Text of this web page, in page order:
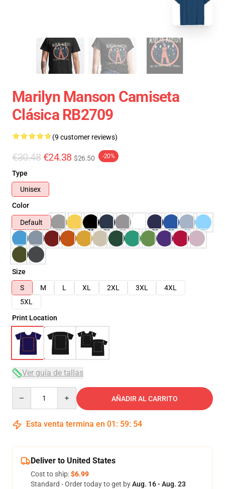
Marilyn Manson Camiseta
Clásica RB2709
(9 customer reviews)
€30.48 €24.38 $26.50 -20%
Type
Unisex
Color
Default
Size
S
M L XL 2XL 3XL
4XL
5XL
Print Location
Ver guía de tallas
AÑADIR AL CARRITO
Esta venta termina en 01 : 59: 54
Deliver to United States
Cost to ship:$6.99
Standard - Order today to get byAug. 16 - Aug. 23